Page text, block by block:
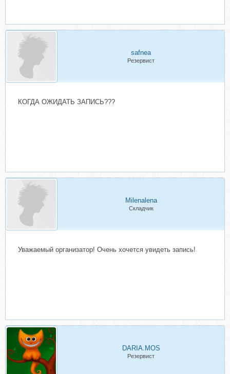
safnea
Резервист
КОГДА ОЖИДАТЬ ЗАПИСЬ???
Milenalena
Складчик
Уважаемый организатор! Очень хочется увидеть запись!
DARIA.MOS
Резервист